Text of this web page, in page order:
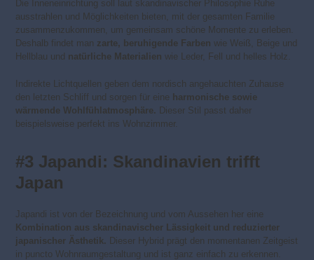
Die Inneneinrichtung soll laut skandinavischer Philosophie Ruhe
ausstrahlen und Möglichkeiten bieten, mit der gesamten Familie
zusammenzukommen, um gemeinsam schöne Momente zu erleben.
Deshalb findet man zarte, beruhigende Farben wie Weiß, Beige und
Hellblau und natürliche Materialien wie Leder, Fell und helles Holz.
Indirekte Lichtquellen geben dem nordisch angehauchten Zuhause
den letzten Schliff und sorgen für eine harmonische sowie
wärmende Wohlfühlatmosphäre. Dieser Stil passt daher
beispielsweise perfekt ins Wohnzimmer.
#3 Japandi: Skandinavien trifft
Japan
Japandi ist von der Bezeichnung und vom Aussehen her eine
Kombination aus skandinavischer Lässigkeit und reduzierter
japanischer Ästhetik. Dieser Hybrid prägt den momentanen Zeitgeist
in puncto Wohnraumgestaltung und ist ganz einfach zu erkennen.